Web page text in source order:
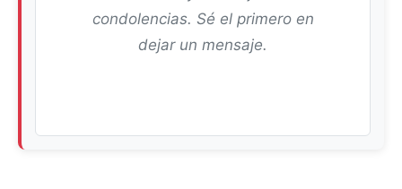
condolencias. Sé el primero en
dejar un mensaje.